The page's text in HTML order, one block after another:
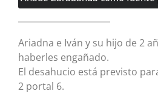
Ariadna e Iván y su hijo de 2
haberles engañado.
El desahucio está previsto
2 portal 6.